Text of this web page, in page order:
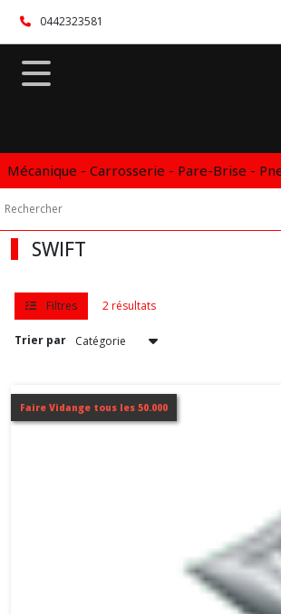
0442323581
Mécanique - Carrosserie - Pare-Brise -
SWIFT
Filtres 2 résultats
Trier par
Faire Vidange tous les 50.000
Fermer
FILTRES
Vidange
Boite
automatique
DSG
DCT
CVT
CROSS
SWIFT